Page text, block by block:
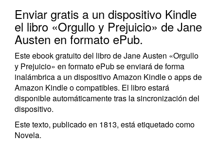
Enviar gratis a un dispositivo Kindle
el libro «Orgullo y Prejuicio» de Jane
Austen en formato ePub.
Este ebook gratuito del libro de Jane Austen «Orgullo
y Prejuicio» en formato ePub se enviará de forma
inalámbrica a un dispositivo Amazon Kindle o apps de
Amazon Kindle o compatibles. El libro estará
disponible automáticamente tras la sincronización del
dispositivo.
Este texto, publicado en 1813, está etiquetado como
Novela.